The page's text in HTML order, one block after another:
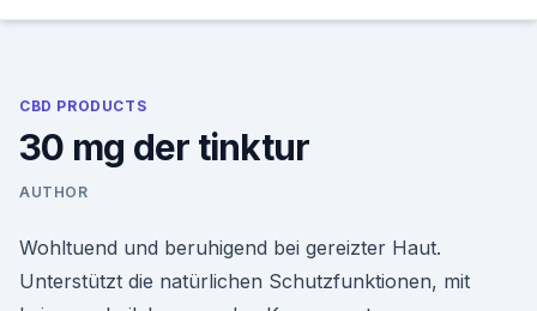
CBD PRODUCTS
30 mg der tinktur
AUTHOR
Wohltuend und beruhigend bei gereizter Haut.
Unterstützt die natürlichen Schutzfunktionen, mit